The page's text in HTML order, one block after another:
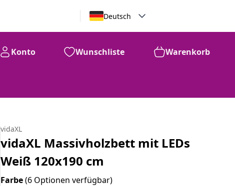
Deutsch
Konto Wunschliste Warenkorb
vidaXL
vidaXL Massivholzbett mit LEDs
Weiß 120x190 cm
Farbe(6 Optionen verfügbar)